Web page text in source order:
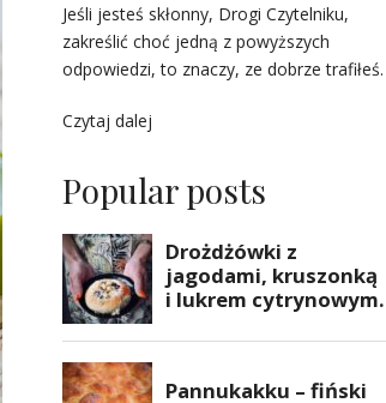
Jeśli jesteś skłonny, Drogi Czytelniku,
zakreślić choć jedną z powyższych
odpowiedzi, to znaczy, ze dobrze trafiłeś.
Czytaj dalej
Popular posts